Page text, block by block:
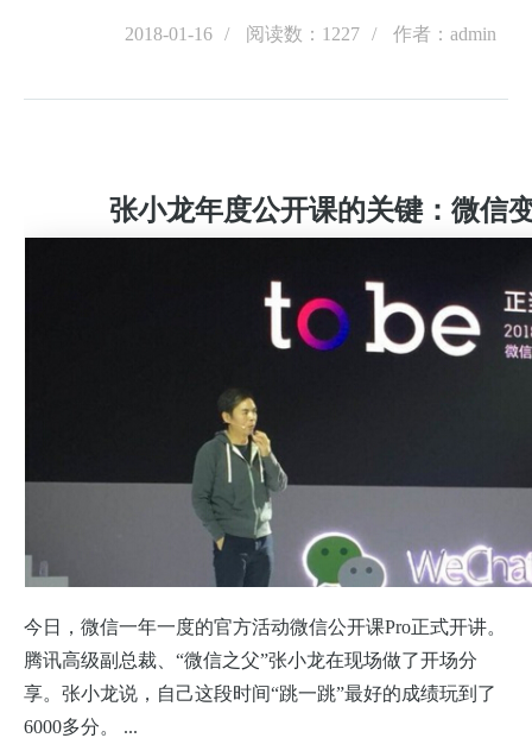
2018-01-16 阅读数：1227 作者：admin
张小龙年度公开课的关键：微信
今日，微信一年一度的官方活动微信公开课Pro正式开讲。
腾讯高级副总裁、“微信之父”张小龙在现场做了开场分
享。张小龙说，自己这段时间“跳一跳”最好的成绩玩到了
6000多分。 ...